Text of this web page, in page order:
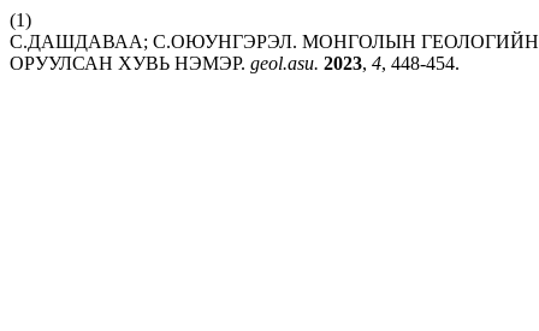
(1)
С.ДАШДАВАА; С.ОЮУНГЭРЭЛ. МОНГОЛЫН
ОРУУЛСАН ХУВЬ НЭМЭР. geol.asu. 2023, 4, 448-454.